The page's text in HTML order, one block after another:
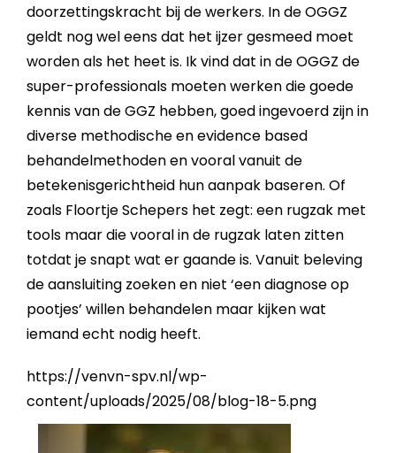
doorzettingskracht bij de werkers. In de OGGZ
geldt nog wel eens dat het ijzer gesmeed moet
worden als het heet is. Ik vind dat in de OGGZ de
super-professionals moeten werken die goede
kennis van de GGZ hebben, goed ingevoerd zijn in
diverse methodische en evidence based
behandelmethoden en vooral vanuit de
betekenisgerichtheid hun aanpak baseren. Of
zoals Floortje Schepers het zegt: een rugzak met
tools maar die vooral in de rugzak laten zitten
totdat je snapt wat er gaande is. Vanuit beleving
de aansluiting zoeken en niet ‘een diagnose op
pootjes’ willen behandelen maar kijken wat
iemand echt nodig heeft.
https://venvn-spv.nl/wp-
content/uploads/2025/08/blog-18-5.png